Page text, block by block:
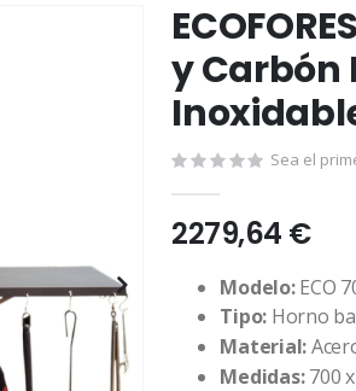
y Carbón
Sea el
2279,64 €
Modelo:ECO
Tipo: Horno
Material:
Medidas:700